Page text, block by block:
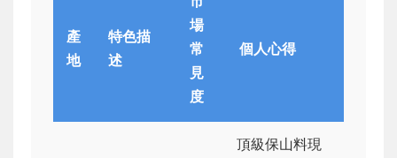
產
地
特色描
述
場
常
見
度
個人心得
頂級保山料現